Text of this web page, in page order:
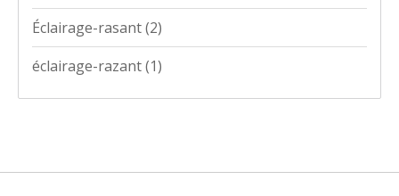
Éclairage-rasant(2)
éclairage-razant(1)